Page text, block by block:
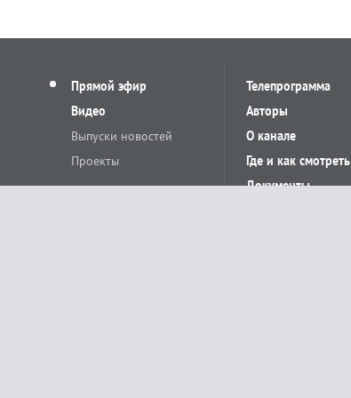
Прямой эфир
Видео
Выпуски новостей
Проекты
Телепрограмма
Авторы
О канале
Где и как смотреть
Документы